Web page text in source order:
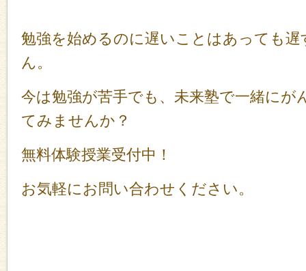
勉強を始めるのに遅いことはあっても
ん。
今は勉強が苦手でも、未来塾で一緒にが
てみませんか？
無料体験授業受付中！
お気軽にお問い合わせください。